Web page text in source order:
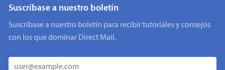
Suscríbase a nuestro boletín
Suscríbase a nuestro boletín para recibir tutoriales y consejos
con los que dominar Direct Mail.